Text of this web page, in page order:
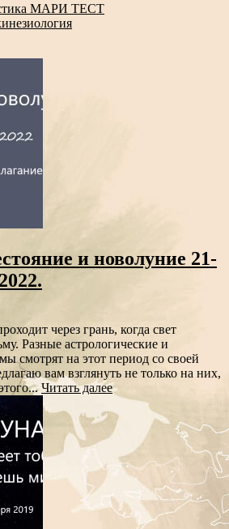
МАРИ ТЕСТ
и новолуние 21-
через грань, когда свет
Разные астрологические и
смотрят на этот период со своей
вам взглянуть не только на них,
Читать далее